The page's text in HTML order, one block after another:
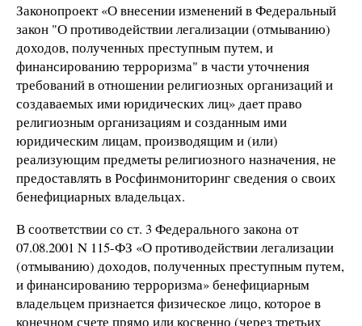
Законопроект «О внесении изменений в Федеральный
закон "О противодействии легализации (отмыванию)
доходов, полученных преступным путем, и
финансированию терроризма" в части уточнения
требований в отношении религиозных организаций и
создаваемых ими юридических лиц» дает право
религиозным организациям и созданным ими
юридическим лицам, производящим и (или)
реализующим предметы религиозного назначения, не
предоставлять в Росфинмониторинг сведения о своих
бенефициарных владельцах.
В соответствии со ст. 3 Федерального закона от
07.08.2001 N 115-ФЗ «О противодействии легализации
(отмыванию) доходов, полученных преступным путем,
и финансированию терроризма» бенефициарным
владельцем признается физическое лицо, которое в
конечном счете прямо или косвенно (через третьих